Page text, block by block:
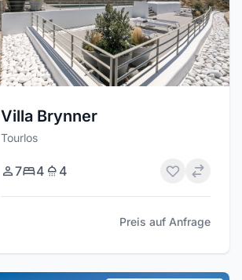
Villa Brynner
Tourlos
7 4 4
Preis auf Anfrage